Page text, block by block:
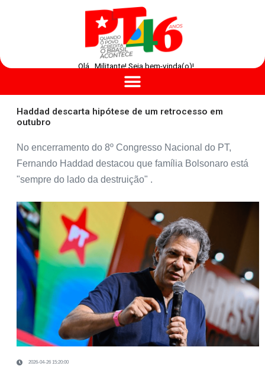
Olá , Militante! Seja bem-vinda(o)!
Haddad descarta hipótese de um retrocesso em
outubro
No encerramento do 8º Congresso Nacional do PT,
Fernando Haddad destacou que família Bolsonaro está
"sempre do lado da destruição" .
2026-04-26 15:20:00